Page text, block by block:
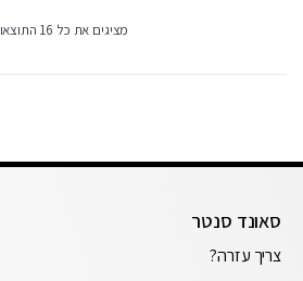
מציגים את כל ⁦16⁩ התוצאות
סאונד סנטר
צריך עזרה?